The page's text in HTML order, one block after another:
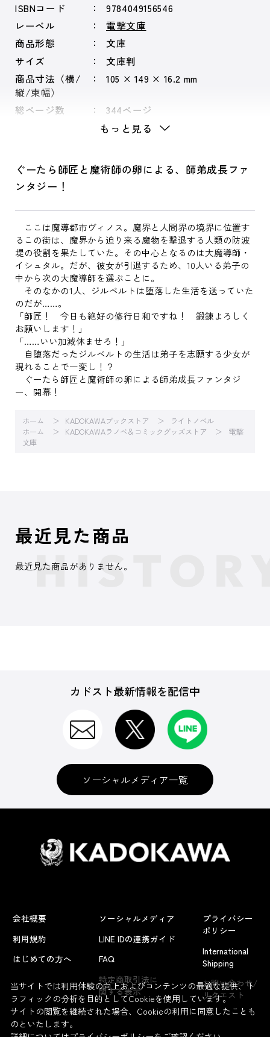
ISBNコード
9784049156546
レーベル
電撃文庫
商品形態
文庫
サイズ
文庫判
商品寸法（横/
縦/束幅）
105 × 149 × 16.2 mm
総ページ数 344ページ
もっと見る
ぐーたら師匠と魔術師の卵による、師弟成長ファ
ンタジー！
ここは魔導都市ヴィノス。魔界と人間界の境界に位置す
るこの街は、魔界から迫り来る魔物を撃退する人類の防波
堤の役割を果たしていた。その中心となるのは大魔導師・
イシュタル。だが、彼女が引退するため、10人いる弟子の
中から次の大魔導師を選ぶことに。
そのなかの1人、ジルベルトは堕落した生活を送っていた
のだが……。
「師匠！ 今日も絶好の修行日和ですね！ 鍛錬よろしく
お願いします！」
「……いい加減休ませろ！」
自堕落だったジルベルトの生活は弟子を志願する少女が
現れることで一変し！？
ぐーたら師匠と魔術師の卵による師弟成長ファンタジ
ー、開幕！
ホーム KADOKAWAブックストア
ライトノベル
ホーム
KADOKAWAラノベ＆コミックグッズストア
電撃
文庫
よくあるお問い合わせ
最近見た商品
最近見た商品がありません。
カドスト最新情報を配信中
ソーシャルメディア一覧
会社概要
利用規約
はじめての方へ
ソーシャルメディア
LINE IDの連携ガイド
FAQ
特定商取引法に
関する表示
プライバシー
ポリシー
International
Shipping
お問い合わせ/
リクエスト
当サイトでは利用体験の向上およびコンテンツの最適な提供、ト
ラフィックの分析を目的としてCookieを使用しています。
サイトの閲覧を継続された場合、Cookieの利用に同意したことも
のといたします。